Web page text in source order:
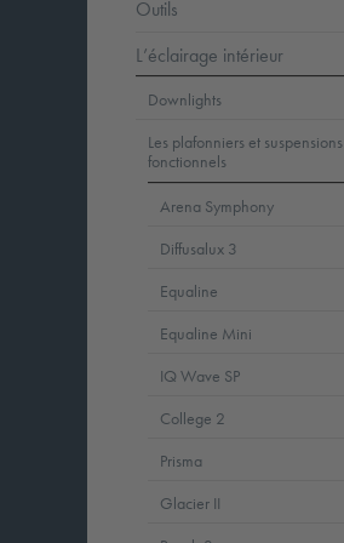
Outils
L’éclairage intérieur
Downlights
Les plafonniers et suspensions
fonctionnels
Arena Symphony
Diffusalux 3
Equaline
Equaline Mini
IQ Wave SP
College 2
Prisma
Glacier II